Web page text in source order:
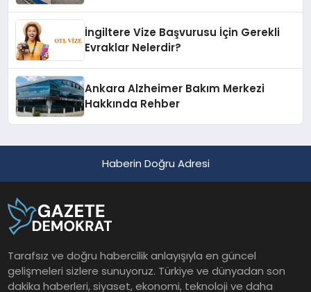
İngiltere Vize Başvurusu İçin Gerekli
Evraklar Nelerdir?
Ankara Alzheimer Bakım Merkezi
Hakkında Rehber
Haberin Doğru Adresi
Tarafsız ve doğru habercilik anlayışıyla en güncel
gelişmeleri sizlere sunuyoruz. Türkiye ve dünyadan son
dakika haberleri, siyaset, ekonomi, teknoloji ve daha